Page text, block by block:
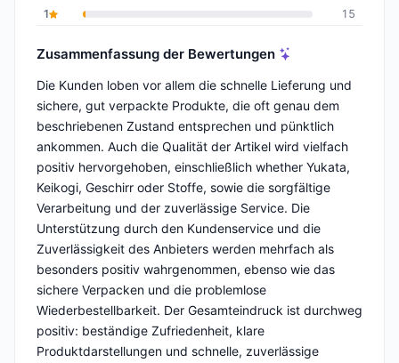
1
15
Zusammenfassung der Bewertungen
Die Kunden loben vor allem die schnelle Lieferung und
sichere, gut verpackte Produkte, die oft genau dem
beschriebenen Zustand entsprechen und pünktlich
ankommen. Auch die Qualität der Artikel wird vielfach
positiv hervorgehoben, einschließlich whether Yukata,
Keikogi, Geschirr oder Stoffe, sowie die sorgfältige
Verarbeitung und der zuverlässige Service. Die
Unterstützung durch den Kundenservice und die
Zuverlässigkeit des Anbieters werden mehrfach als
besonders positiv wahrgenommen, ebenso wie das
sichere Verpacken und die problemlose
Wiederbestellbarkeit. Der Gesamteindruck ist durchweg
positiv: beständige Zufriedenheit, klare
Produktdarstellungen und schnelle, zuverlässige